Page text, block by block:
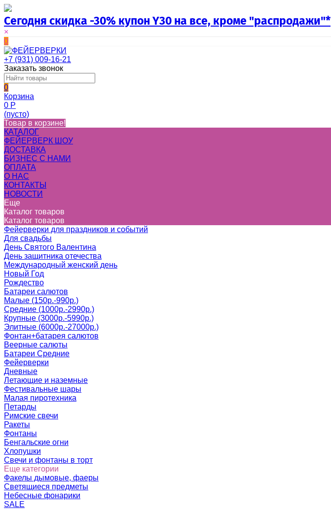
Сегодня скидка -30% купон Y30 на все, кроме "распродажи"*
×
0
+7 (931) 009-16-21
Заказать звонок
0
Корзина
0 Р
(пусто)
Товар в корзине!
КАТАЛОГ
ФЕЙЕРВЕРК ШОУ
ДОСТАВКА
БИЗНЕС С НАМИ
ОПЛАТА
О НАС
КОНТАКТЫ
НОВОСТИ
Еще
Каталог товаров
Каталог товаров
Фейерверки для праздников и событий
Для свадьбы
День Святого Валентина
День защитника отечества
Международный женский день
Новый Год
Рождество
Батареи салютов
Малые (150р.-990р.)
Cредние (1000р.-2990р.)
Крупные (3000р.-5990р.)
Элитные (6000р.-27000р.)
Фонтан+батарея салютов
Веерные салюты
Батареи Средние
Фейерверки
Дневные
Летающие и наземные
Фестивальные шары
Малая пиротехника
Петарды
Римские свечи
Ракеты
Фонтаны
Бенгальские огни
Хлопушки
Свечи и фонтаны в торт
Еще категории
Факелы дымовые, фаеры
Светящиеся предметы
Небесные фонарики
SALE